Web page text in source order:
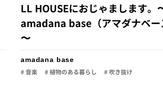
LL HOUSEにおじゃまします。
amadana base（アマダナベー
〜
amadana base
# 音楽 # 植物のある暮らし # 吹き抜け